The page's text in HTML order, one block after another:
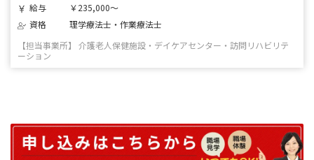
給与
￥235,000～
資格
理学療法士・作業療法士
【担当事業所】 介護老人保健施設・デイケアセンター・訪問リハビリテ
ーション